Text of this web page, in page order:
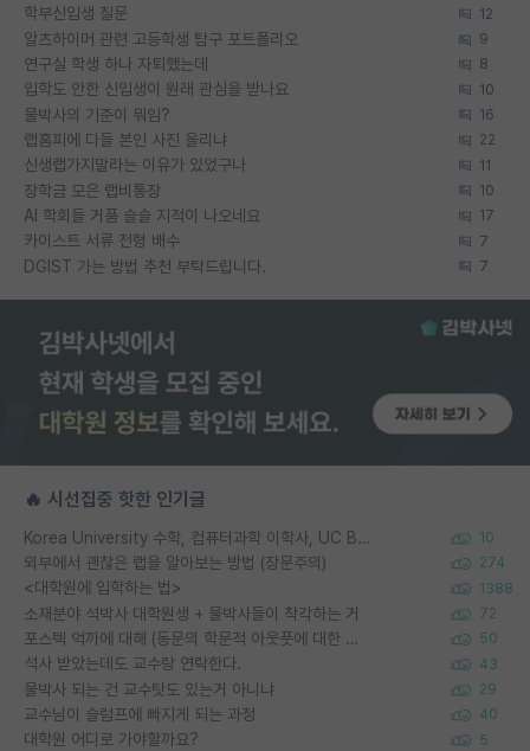
학부신입생 질문 12
알츠하이머 관련 고등학생 탐구 포트폴리오 9
연구실 학생 하나 자퇴했는데 8
입학도 안한 신입생이 원래 관심을 받나요 10
물박사의 기준이 뭐임? 16
랩홈피에 다들 본인 사진 올리냐 22
신생랩가지말라는 이유가 있었구나 11
장학금 모은 랩비통장 10
AI 학회들 거품 슬슬 지적이 나오네요 17
카이스트 서류 전형 배수 7
DGIST 가는 방법 추천 부탁드립니다. 7
🔥 시선집중 핫한 인기글
Korea University 수학, 컴퓨터과학 이학사, UC Berkeley 산업공학 대학원 공학박사가 되는 것은 쉽지 않겠죠? 10
외부에서 괜찮은 랩을 알아보는 방법 (장문주의) 274
<대학원에 입학하는 법> 1388
소재분야 석박사 대학원생 + 물박사들이 착각하는 거 72
포스텍 억까에 대해 (동문의 학문적 아웃풋에 대한 반박) 50
석사 받았는데도 교수랑 연락한다. 43
물박사 되는 건 교수탓도 있는거 아니냐 29
교수님이 슬럼프에 빠지게 되는 과정 40
대학원 어디로 가야할까요? 5